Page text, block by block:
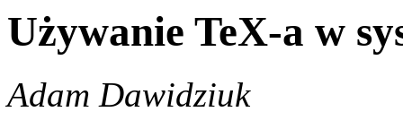
Używanie TeX-a w
Adam Dawidziuk